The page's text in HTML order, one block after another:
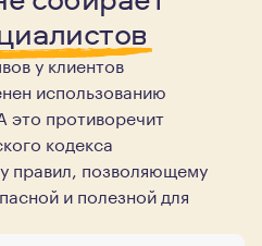
у клиентов
использованию
это противоречит
кодекса
правил, позволяющему
и полезной для